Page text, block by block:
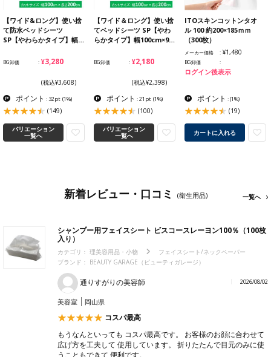
【ワイド&ロング】使い捨
て防水ベッドシーツ
SP【やわらかタイプ】幅…
BG卸価 ¥3,280
(税込¥3,608)
ポイント : 32pt (1%)
(149)
バリエーション
一覧へ
【ワイド＆ロング】使い捨
てベッドシーツ SP【やわ
らかタイプ】幅100cm×9…
BG卸価 ¥2,180
(税込¥2,398)
ポイント : 21pt (1%)
(100)
バリエーション
一覧へ
ITOスキンコットンタオ
ル 100 約200×185ｍｍ
（300枚）
メーカー価格 ¥1,480
BG卸価
ログイン後表示
ポイント :(1%)
(19)
カートに入れる
新着レビュー・口コミ (衛生用品) 一覧へ
シャンプー用フェイスシート ビスコースレーヨン100％（100枚
入り）
カテゴリ： 理美容用品・小物
フェイスシート/ネックペーパー
ブランド： BEAUTY GARAGE（ビューティガレージ）
通りすがりの美容師 2026/08/02
美容室 岡山県
コスパ最高
もうなんといっても コスパ最高です。 お客様のお顔に合わせて
広げ方を工夫して 使用しています。 折りたたんで目元のみに使
うこともできて 便利です。